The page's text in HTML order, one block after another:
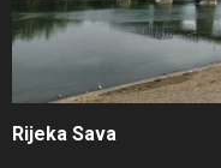
Rijeka Sava